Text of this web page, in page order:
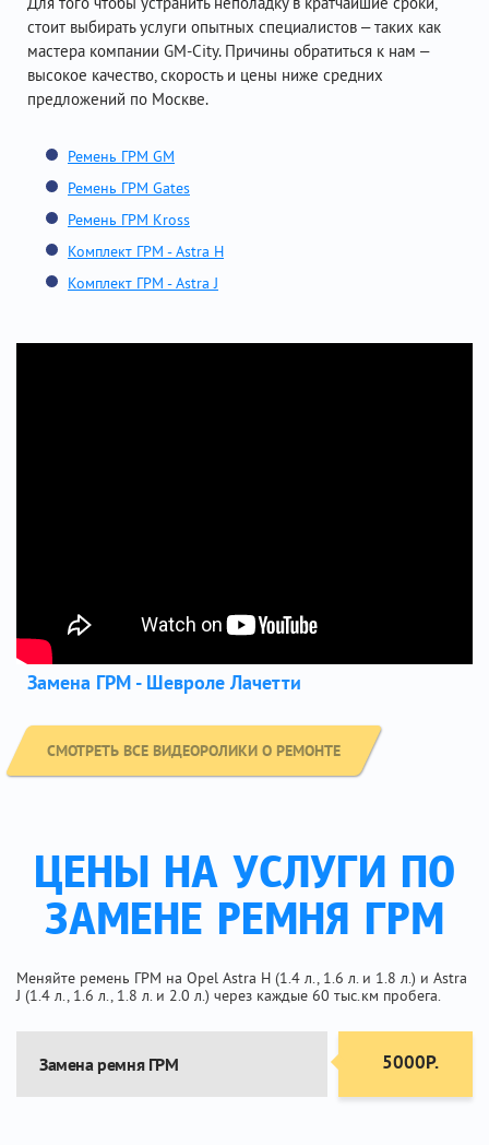
стоит выбирать услуги опытных специалистов – таких как
мастера компании GM-City. Причины обратиться к нам –
высокое качество, скорость и цены ниже средних
предложений по Москве.
Ремень ГРМ GM
Ремень ГРМ Gates
Ремень ГРМ Kross
Комплект ГРМ - Astra H
Комплект ГРМ - Astra J
Замена ГРМ - Шевроле Лачетти
СМОТРЕТЬ ВСЕ ВИДЕОРОЛИКИ О РЕМОНТЕ
ЦЕНЫ НА УСЛУГИ ПО
ЗАМЕНЕ РЕМНЯ ГРМ
Меняйте ремень ГРМ на Opel Astra H (1.4 л., 1.6 л. и 1.8 л.) и Astra
J (1.4 л., 1.6 л., 1.8 л. и 2.0 л.) через каждые 60 тыс.км пробега.
Замена ремня ГРМ 5000Р.